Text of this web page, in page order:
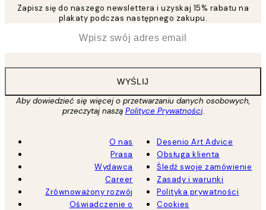
Zapisz się do naszego newslettera i uzyskaj 15% rabatu na
plakaty podczas następnego zakupu.
WYŚLIJ
Aby dowiedzieć się więcej o przetwarzaniu danych osobowych,
przeczytaj naszą Polityce Prywatności.
O nas
Prasa
Wydawca
Career
Zrównoważony rozwój
Oświadczenie o
Desenio Art Advice
Obsługa klienta
Śledź swoje zamówienie
Zasady i warunki
Polityka prywatności
Cookies